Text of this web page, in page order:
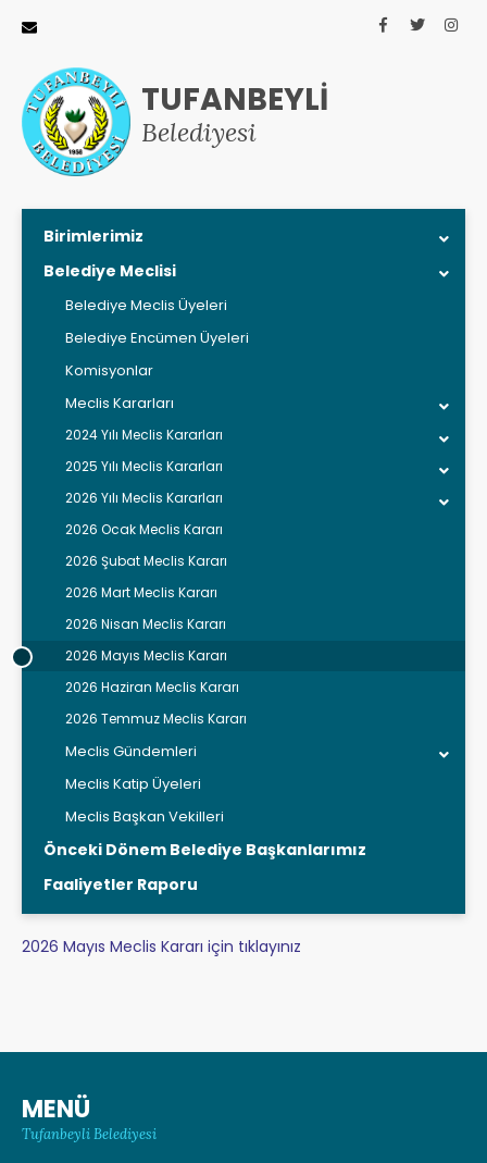
TUFANBEYLİ
Belediyesi
Birimlerimiz
Belediye Meclisi
Belediye Meclis Üyeleri
Belediye Encümen Üyeleri
Komisyonlar
Meclis Kararları
2024 Yılı Meclis Kararları
2025 Yılı Meclis Kararları
2026 Yılı Meclis Kararları
2026 Ocak Meclis Kararı
2026 Şubat Meclis Kararı
2026 Mart Meclis Kararı
2026 Nisan Meclis Kararı
2026 Mayıs Meclis Kararı
2026 Haziran Meclis Kararı
2026 Temmuz Meclis Kararı
Meclis Gündemleri
Meclis Katip Üyeleri
Meclis Başkan Vekilleri
Önceki Dönem Belediye Başkanlarımız
Faaliyetler Raporu
2026 Mayıs Meclis Kararı için tıklayınız
MENÜ
Tufanbeyli Belediyesi